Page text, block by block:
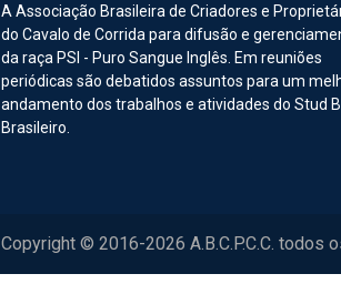
A Associação Brasileira de Criadores e
do Cavalo de Corrida para difusão e
da raça PSI - Puro Sangue Inglês. Em reuniões
periódicas são debatidos assuntos para um
andamento dos trabalhos e atividades do Stud
Brasileiro.
Copyright © 2016-2026 A.B.C.P.C.C.